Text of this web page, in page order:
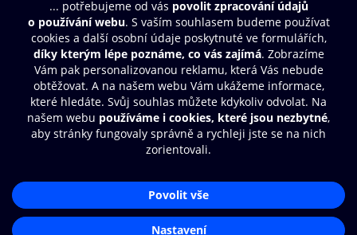
Obsah ke stažení
Moje O2 Knihovna
Další zábava
© O2 Czech Republic a.s.
Zásady zpracování osobních údajůAplikace O2 Knihovna
Čti a poslouchej své e-knihy a